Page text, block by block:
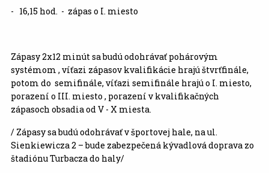
- 16,15 hod. - zápas o I. miesto
Zápasy 2x12 minút sa budú odohrávať pohárovým
systémom , víťazi zápasov kvalifikácie hrajú štvrťfinále,
potom do semifinále, víťazi semifinále hrajú o I. miesto,
porazení o III. miesto , porazení v kvalifikačných
zápasoch obsadia od V - X miesta.
/ Zápasy sa budú odohrávať v športovej hale, na ul.
Sienkiewicza 2 – bude zabezpečená kývadlová doprava zo
štadiónu Turbacza do haly/